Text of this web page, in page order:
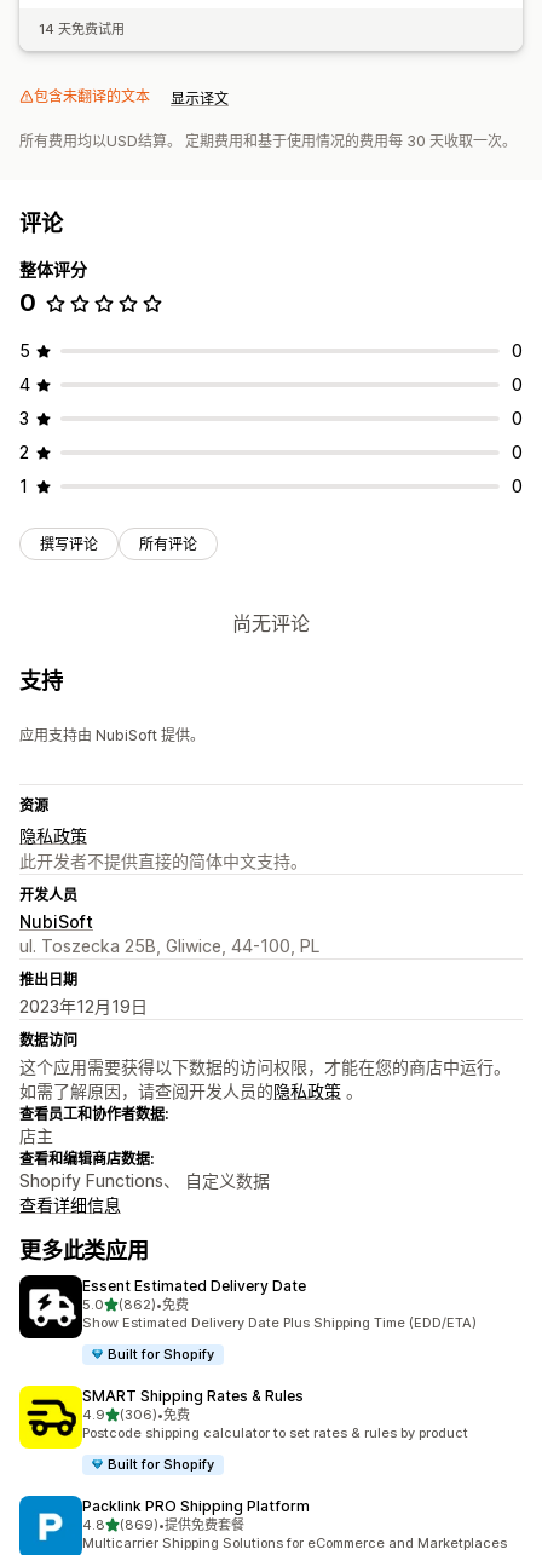
14 天免费试用
包含未翻译的文本 显示译文
所有费用均以USD结算。 定期费用和基于使用情况的费用每 30 天收取一次。
评论
整体评分
0
5
0
4
0
3
0
2
0
1
0
撰写评论 所有评论
尚无评论
支持
应用支持由 NubiSoft 提供。
资源
隐私政策
此开发者不提供直接的简体中文支持。
开发人员
NubiSoft
ul. Toszecka 25B, Gliwice, 44-100, PL
推出日期
2023年12月19日
数据访问
这个应用需要获得以下数据的访问权限，才能在您的商店中运行。
如需了解原因，请查阅开发人员的隐私政策 。
查看员工和协作者数据:
店主
查看和编辑商店数据:
Shopify Functions、 自定义数据
查看详细信息
更多此类应用
Essent Estimated Delivery Date
5.0星（满分 5 星）
(862)
总共 862 条评论
•免费
Show Estimated Delivery Date Plus Shipping Time (EDD/ETA)
Built for Shopify
SMART Shipping Rates & Rules
4.9星（满分 5 星）
(306)
总共 306 条评论
•免费
Postcode shipping calculator to set rates & rules by product
Built for Shopify
Packlink PRO Shipping Platform
4.8星（满分 5 星）
(869)
总共 869 条评论
•提供免费套餐
Multicarrier Shipping Solutions for eCommerce and Marketplaces